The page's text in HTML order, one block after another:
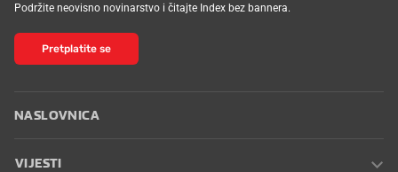
Podržite neovisno novinarstvo i čitajte Index bez bannera.
Pretplatite se
NASLOVNICA
VIJESTI